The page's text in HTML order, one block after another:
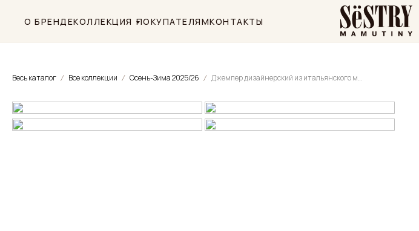
О БРЕНДЕКОЛЛЕКЦИЯ ПОКУПАТЕЛЯМКОНТАКТЫ
Весь каталог Все коллекции Осень-Зима 2025/26 Джемпер дизайнерский из итальянского мохера и шерсти с цветками